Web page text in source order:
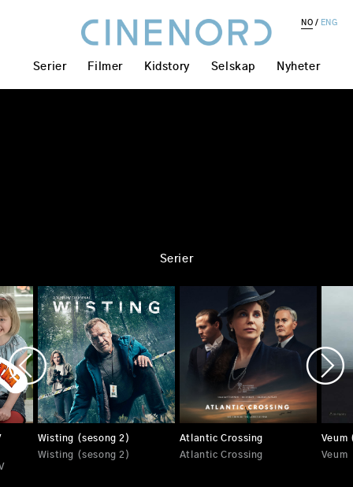
NO ENG
Serier Filmer Kidstory Selskap Nyheter
Serier
Wisting (sesong 2)
Wisting (sesong 2)
Atlantic Crossing
Atlantic Crossing
Veum
Veum